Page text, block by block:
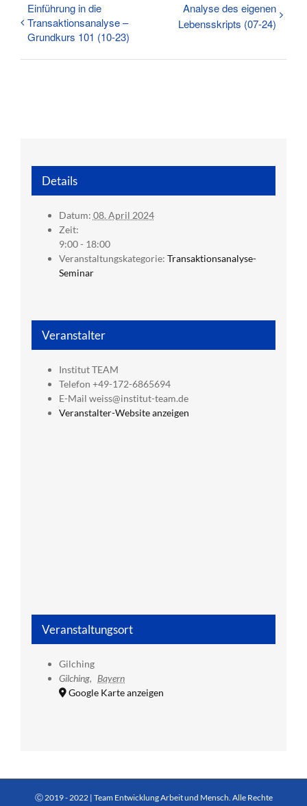
Einführung in die
Transaktionsanalyse –
Grundkurs 101 (10-23)
Analyse des eigenen
Lebensskripts (07-24)
Details
Datum: 08. April 2024
Zeit:
9:00 - 18:00
Veranstaltungskategorie: Transaktionsanalyse-
Seminar
Veranstalter
Institut TEAM
Telefon +49-172-6865694
E-Mail weiss@institut-team.de
Veranstalter-Website anzeigen
Veranstaltungsort
Gilching
Gilching, Bayern
Google Karte anzeigen
Ⓒ 2019 - 2022 | Team Entwicklung Arbeit und Mensch. Alle Rechte